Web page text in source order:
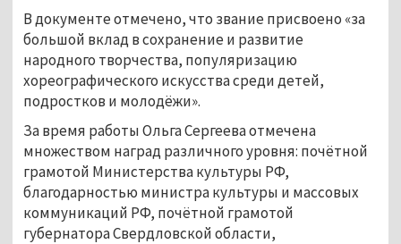
В документе отмечено, что звание присвоено «за
большой вклад в сохранение и развитие
народного творчества, популяризацию
хореографического искусства среди детей,
подростков и молодёжи».
За время работы Ольга Сергеева отмечена
множеством наград различного уровня: почётной
грамотой Министерства культуры РФ,
благодарностью министра культуры и массовых
коммуникаций РФ, почётной грамотой
губернатора Свердловской области,